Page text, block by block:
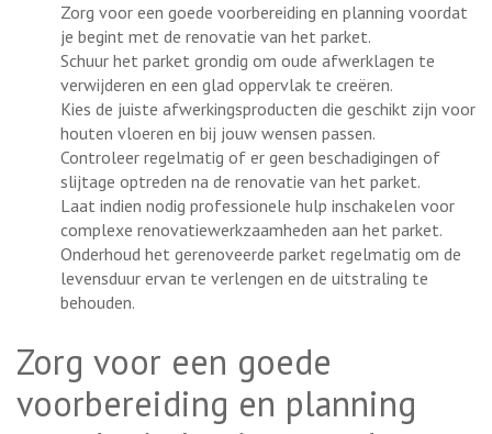
Zorg voor een goede voorbereiding en planning voordat
je begint met de renovatie van het parket.
Schuur het parket grondig om oude afwerklagen te
verwijderen en een glad oppervlak te creëren.
Kies de juiste afwerkingsproducten die geschikt zijn voor
houten vloeren en bij jouw wensen passen.
Controleer regelmatig of er geen beschadigingen of
slijtage optreden na de renovatie van het parket.
Laat indien nodig professionele hulp inschakelen voor
complexe renovatiewerkzaamheden aan het parket.
Onderhoud het gerenoveerde parket regelmatig om de
levensduur ervan te verlengen en de uitstraling te
behouden.
Zorg voor een goede
voorbereiding en planning